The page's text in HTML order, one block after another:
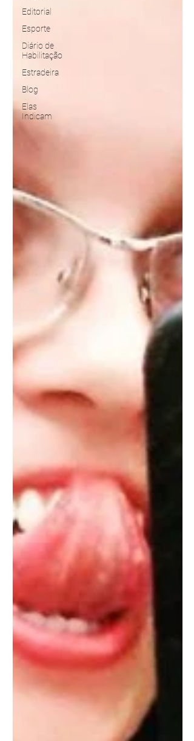
Editorial
Esporte
Diário de
Habilitação
Estradeira
Blog
Elas
Indicam